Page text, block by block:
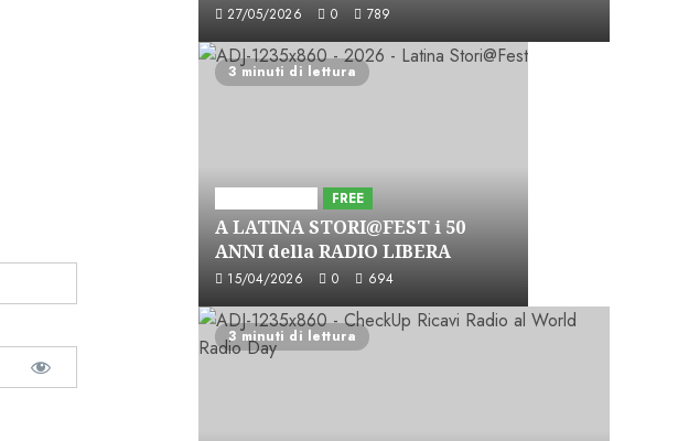
27/05/2026 0 789
3 minuti di lettura
FREE
A LATINA STORI@FEST i 50
ANNI della RADIO LIBERA
15/04/2026 0 694
3 minuti di lettura